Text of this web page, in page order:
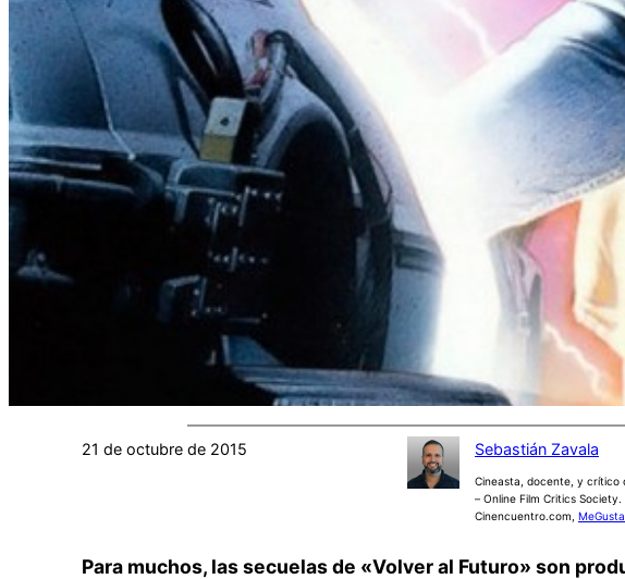
21 de octubre de 2015 Sebastián Zavala
Cineasta, docente, y crítico
– Online Film Critics
Cinencuentro.com,
Para muchos, las secuelas de «Volver al Futuro» son